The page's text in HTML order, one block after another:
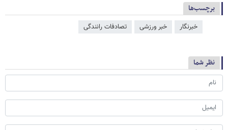
برچسب‌ها
خبرنگار خبر ورزشی تصادفات رانندگی
نظر شما